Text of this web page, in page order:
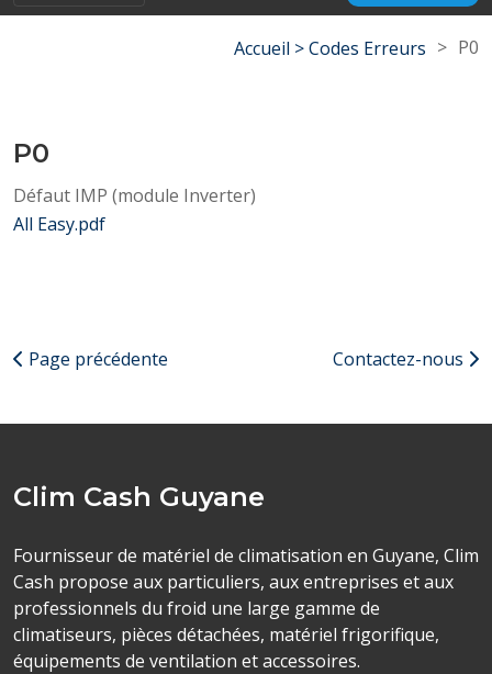
Accueil >Codes Erreurs > P0
P0
Défaut IMP (module Inverter)
All Easy.pdf
Page précédente Contactez-nous
Clim Cash Guyane
Fournisseur de matériel de climatisation en Guyane, Clim
Cash propose aux particuliers, aux entreprises et aux
professionnels du froid une large gamme de
climatiseurs, pièces détachées, matériel frigorifique,
équipements de ventilation et accessoires.